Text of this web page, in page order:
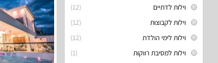
(12)
וילות לדתיים
(12)
וילות לקבוצות
(12)
וילות לימי הולדת
(1)
וילות למסיבת רווקות